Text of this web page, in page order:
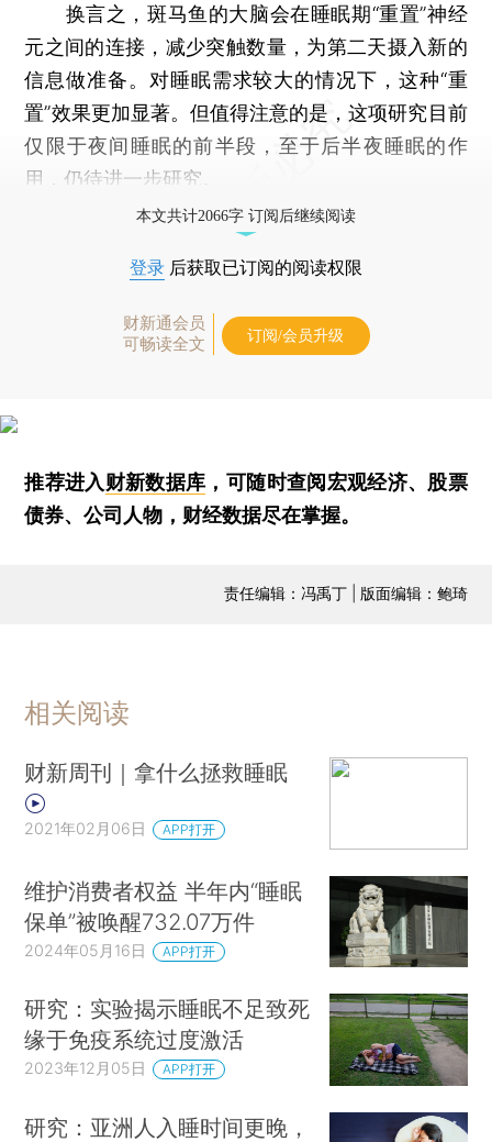
换言之，斑马鱼的大脑会在睡眠期“重置”神经
元之间的连接，减少突触数量，为第二天摄入新的
信息做准备。对睡眠需求较大的情况下，这种“重
置”效果更加显著。但值得注意的是，这项研究目前
仅限于夜间睡眠的前半段，至于后半夜睡眠的作
用，仍待进一步研究。
本文共计2066字 订阅后继续阅读
登录 后获取已订阅的阅读权限
财新通会员
可畅读全文
订阅/会员升级
推荐进入财新数据库 ，可随时查阅宏观经济、股票
债券、公司人物，财经数据尽在掌握。
责任编辑：冯禹丁 | 版面编辑：鲍琦
相关阅读
财新周刊｜拿什么拯救睡眠
2021年02月06日 APP打开
维护消费者权益 半年内“睡眠
保单”被唤醒732.07万件
2024年05月16日 APP打开
研究：实验揭示睡眠不足致死
缘于免疫系统过度激活
2023年12月05日 APP打开
研究：亚洲人入睡时间更晚，